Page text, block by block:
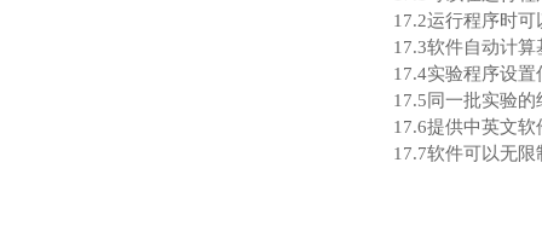
17.2运行程序时
17.3软件自动计
17.4实验程序设
17.5同一批实验
17.6提供中英文
17.7软件可以无